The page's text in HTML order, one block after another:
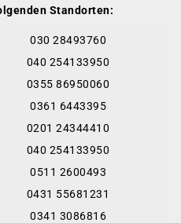
Standorten:
030 28493760
040 254133950
0355 86950060
0361 6443395
0201 24344410
040 254133950
0511 2600493
0431 55681231
0341 3086816